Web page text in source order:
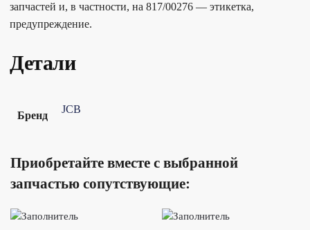
запчастей и, в частности, на 817/00276 — этикетка,
предупреждение.
Детали
Бренд
JCB
Приобретайте вместе с выбранной
запчастью сопутствующие: